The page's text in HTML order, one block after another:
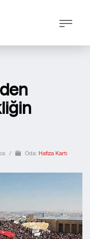
/ Oda: Hafıza Kartı